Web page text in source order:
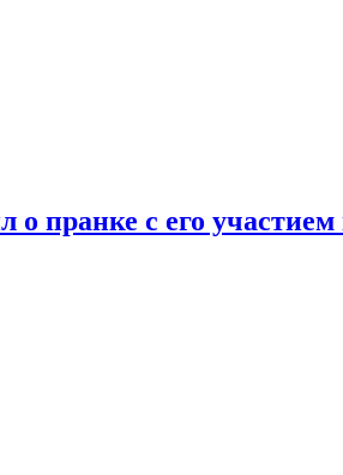
о пранке с его